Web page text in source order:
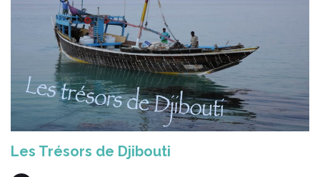
Les Trésors de Djibouti